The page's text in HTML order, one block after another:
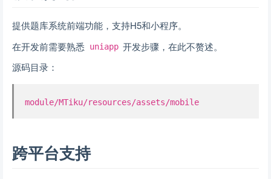
提供题库系统前端功能，支持H5和小程序。
在开发前需要熟悉
uniapp 开发步骤，在此不赘述。
源码目录：
module/MTiku/resources/assets/mobile
跨平台支持